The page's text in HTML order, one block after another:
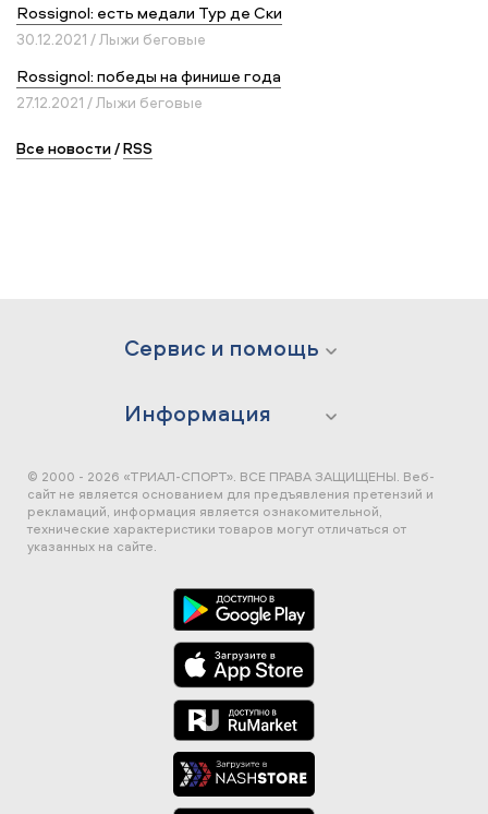
Rossignol: есть медали Тур де Ски
30.12.2021 / Лыжи беговые
Rossignol: победы на финише года
27.12.2021 / Лыжи беговые
Все новости/RSS
Сервис и помощь
Информация
© 2000 - 2026 «ТРИАЛ-СПОРТ». ВСЕ ПРАВА ЗАЩИЩЕНЫ. Веб-
сайт не является основанием для предъявления претензий и
рекламаций, информация является ознакомительной,
технические характеристики товаров могут отличаться от
указанных на сайте.